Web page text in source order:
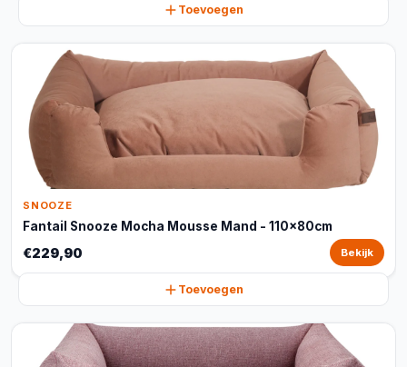
Toevoegen
SNOOZE
Fantail Snooze Mocha Mousse Mand - 110x80cm
€229,90 Bekijk
Toevoegen